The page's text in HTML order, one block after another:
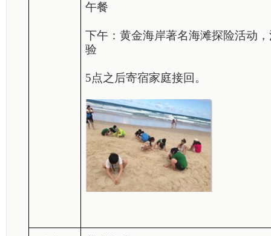
午餐
下午：黄金海岸著名海滩探险活动
验
5点之后寄宿家庭接回。